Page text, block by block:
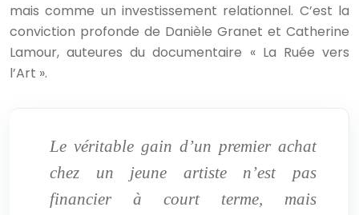
mais comme un investissement relationnel. C’est la
conviction profonde de Danièle Granet et Catherine
Lamour, auteures du documentaire « La Ruée vers
l’Art ».
Le véritable gain d’un premier achat
chez un jeune artiste n’est pas
financier à court terme, mais